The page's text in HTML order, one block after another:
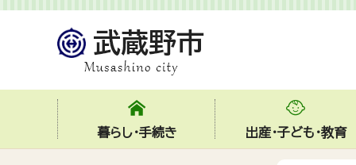
暮らし・手続き 出産・子ども・教育